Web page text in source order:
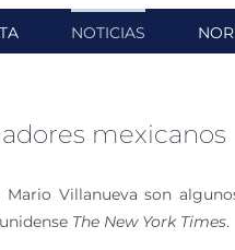
NOTICIAS
mexicanos
Villanueva son
The New York Times.